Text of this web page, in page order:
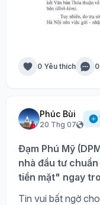
0 Yêu thích
Phúc Bùi
20 Thg 07
Đạm Phú Mỹ
nhà đầu tư
tiền mặt" ngay
Tin vui bất ngờ